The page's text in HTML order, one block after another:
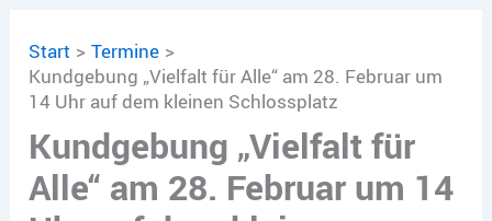
Start
Termine
Kundgebung „Vielfalt für Alle“ am 28. Februar um
14 Uhr auf dem kleinen Schlossplatz
Kundgebung „Vielfalt für
Alle“ am 28. Februar um 14